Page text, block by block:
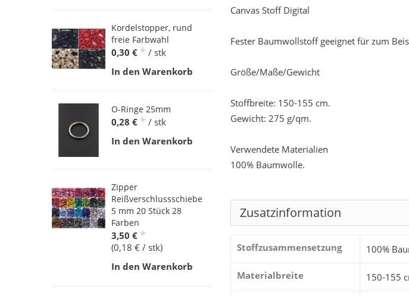
Canvas Stoff Digital
Fester Baumwollstoff geeignet für zum
Größe/Maße/Gewicht
Stoffbreite: 150-155 cm.
Gewicht: 275 g/qm.
Verwendete Materialien
100% Baumwolle.
Zusatzinformation
Stoffzusammensetzung 100%
Materialbreite 150-155
Kordelstopper, rund
freie Farbwahl
0,30 € * / stk
In den Warenkorb
O-Ringe 25mm
0,28 € * / stk
In den Warenkorb
Zipper
Reißverschlussschieber
5 mm 20 Stück 28
Farben
3,50 € *
(0,18 € / stk)
In den Warenkorb